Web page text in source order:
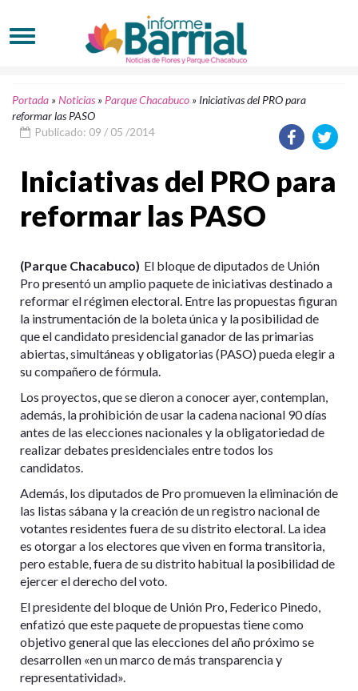
Portada »Noticias » Parque Chacabuco » Iniciativas del PRO para
reformar las PASO
Publicado: 09 / 05 /2014
Iniciativas del PRO para
reformar las PASO
(Parque Chacabuco) El bloque de diputados de Unión
Pro presentó un amplio paquete de iniciativas destinado a
reformar el régimen electoral. Entre las propuestas figuran
la instrumentación de la boleta única y la posibilidad de
que el candidato presidencial ganador de las primarias
abiertas, simultáneas y obligatorias (PASO) pueda elegir a
su compañero de fórmula.
Los proyectos, que se dieron a conocer ayer, contemplan,
además, la prohibición de usar la cadena nacional 90 días
antes de las elecciones nacionales y la obligatoriedad de
realizar debates presidenciales entre todos los
candidatos.
Además, los diputados de Pro promueven la eliminación de
las listas sábana y la creación de un registro nacional de
votantes residentes fuera de su distrito electoral. La idea
es otorgar a los electores que viven en forma transitoria,
pero estable, fuera de su distrito habitual la posibilidad de
ejercer el derecho del voto.
El presidente del bloque de Unión Pro, Federico Pinedo,
enfatizó que este paquete de propuestas tiene como
objetivo general que las elecciones del año próximo se
desarrollen «en un marco de más transparencia y
representatividad».